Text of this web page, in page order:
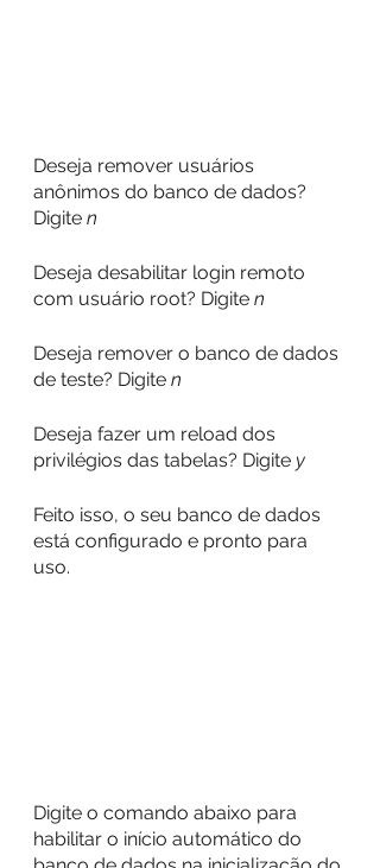
Deseja remover usuários
anônimos do banco de dados?
Digite n
Deseja desabilitar login remoto
com usuário root? Digite n
Deseja remover o banco de dados
de teste? Digite n
Deseja fazer um reload dos
privilégios das tabelas? Digite y
Feito isso, o seu banco de dados
está configurado e pronto para
uso.
Digite o comando abaixo para
habilitar o início automático do